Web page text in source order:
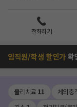
전화하기
임직원/학생 할인가확
물리치료 11 체외충